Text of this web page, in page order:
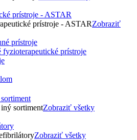
prístroje - ASTAR
prístroje - ASTARZobraziť
prístroje
sortimentZobraziť všetky
Zobraziť všetky